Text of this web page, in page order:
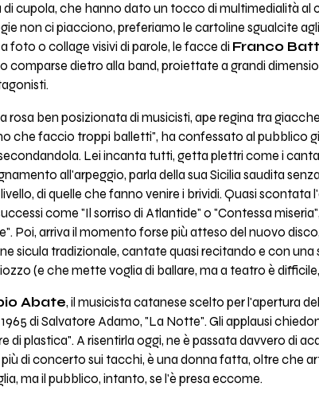
cupola, che hanno dato un tocco di multimedialità al
non ci piacciono, preferiamo le cartoline sgualcite
foto o collage visivi di parole, le facce di Franco
comparse dietro alla band, proiettate a grandi
rosa ben posizionata di musicisti, ape regina tra
che faccio troppi balletti", ha confessato al pubblico
Lei incanta tutti, getta plettri come i
all'arpeggio, parla della sua Sicilia saudita
di quelle che fanno venire i brividi. Quasi scontata
come "Il sorriso di Atlantide" o "Contessa
Poi, arriva il momento forse più atteso del nuovo
sicula tradizionale, cantate quasi recitando e con una
(e che mette voglia di ballare, ma a teatro è
Abate, il musicista catanese scelto per l'apertura
di Salvatore Adamo, "La Notte". Gli applausi
di plastica". A risentirla oggi, ne è passata davvero di
di concerto sui tacchi, è una donna fatta, oltre che
ma il pubblico, intanto, se l'è presa eccome.